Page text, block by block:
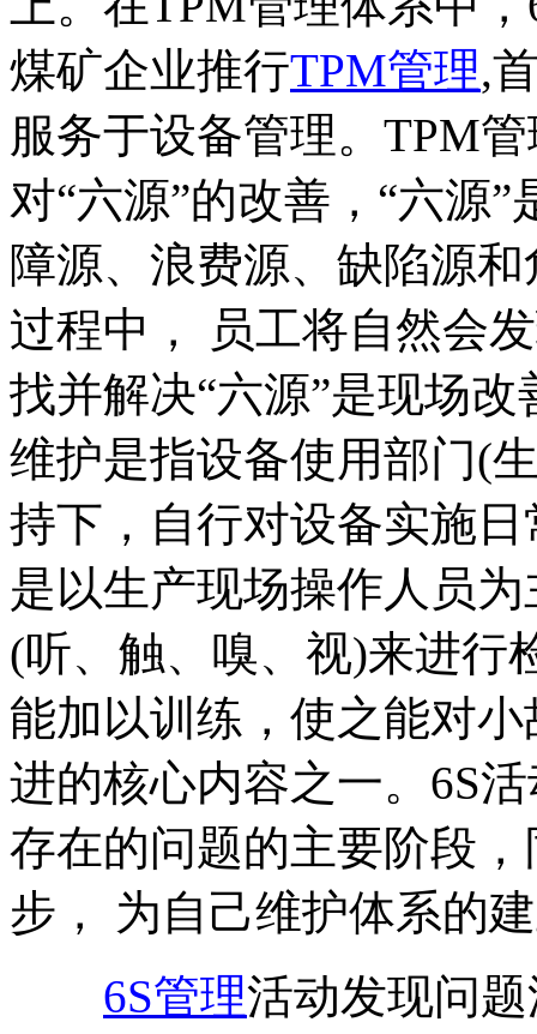
煤矿企业推行TPM管理,
服务于设备管理。TPM
对“六源”的改善，“六源
障源、浪费源、缺陷源
过程中， 员工将自然会
找并解决“六源”是现场
维护是指设备使用部门(
持下，自行对设备实施
是以生产现场操作人员
(听、触、嗅、视)来进行
能加以训练，使之能对
进的核心内容之一。6S
存在的问题的主要阶段
步， 为自己维护体系的
6S管理活动发现问